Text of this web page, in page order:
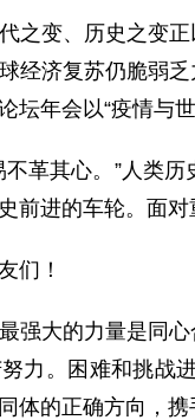
之变、历史之变
经济复苏仍脆弱
坛年会以“疫情与
不革其心。”人类
前进的车轮。面
们！
强大的力量是同
力。困难和挑战
体的正确方向，携